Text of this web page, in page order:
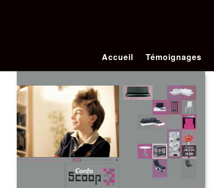
Accueil Témoignages